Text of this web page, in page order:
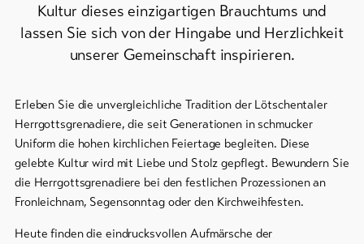
Gutscheine
Kultur dieses einzigartigen Brauchtums und
lassen Sie sich von der Hingabe und Herzlichkeit
unserer Gemeinschaft inspirieren.
Erleben Sie die unvergleichliche Tradition der Lötschentaler
Herrgottsgrenadiere, die seit Generationen in schmucker
Uniform die hohen kirchlichen Feiertage begleiten. Diese
gelebte Kultur wird mit Liebe und Stolz gepflegt. Bewundern Sie
die Herrgottsgrenadiere bei den festlichen Prozessionen an
Fronleichnam, Segensonntag oder den Kirchweihfesten.
Heute finden die eindrucksvollen Aufmärsche der